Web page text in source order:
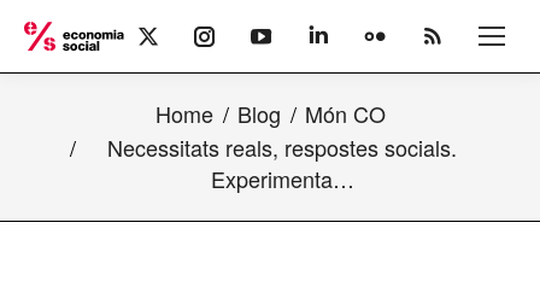
X
page
in
new
window
Instagram
page
in
new
window
YouTube
page
in
new
window
Linkedin
page
in
new
window
Flickr
page
in
new
window
Rss
page
new
window
Home Blog
Món CO
Necessitats reals, respostes socials.
Experimenta…